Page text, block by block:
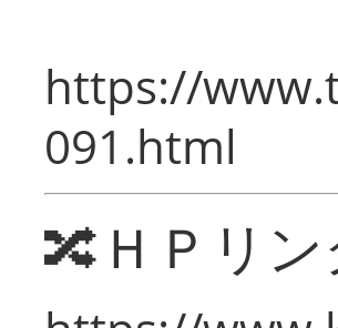
https://
091.html
🔀ＨＰリ